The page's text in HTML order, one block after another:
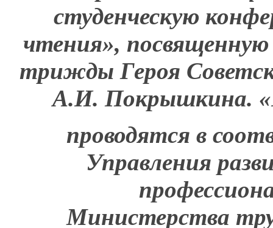
студенческую
чтения»,
трижды Героя
А.И. Покрышкина.
проводятся в
Управления
Министерства